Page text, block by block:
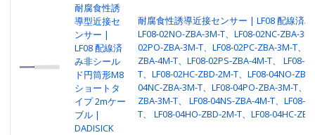
耐腐食性誘
導型近接セ
ンサー |
LF08 配線済
み非シール
ド円筒形M8
ショートタ
イプ 2mケー
ブル |
DADISICK
耐腐食性誘導近接センサー | LF08 配線済
LF08-02NO-ZBA-3M-T、LF08-02NC-ZBA-
02PO-ZBA-3M-T、LF08-02PC-ZBA-3M-T、
ZBA-4M-T、LF08-02PS-ZBA-4M-T、 LF08-
T、LF08-02HC-ZBD-2M-T、LF08-04NO-
04NC-ZBA-3M-T、LF08-04PO-ZBA-3M-T、
ZBA-3M-T、 LF08-04NS-ZBA-4M-T、LF08-
T、 LF08-04HO-ZBD-2M-T、LF08-04HC-